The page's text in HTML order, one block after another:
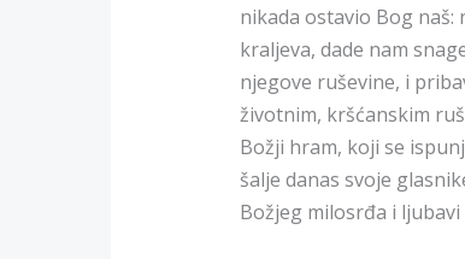
nikada ostavio Bog
kraljeva, dade nam
njegove ruševine, i
životnim, kršćanskim
Božji hram, koji se
šalje danas svoje
Božjeg milosrđa i ljubavi